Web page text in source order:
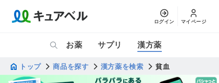
ログイン マイページ
お薬 サプリ 漢方薬
トップ 商品を探す 漢方薬を検索 貧血